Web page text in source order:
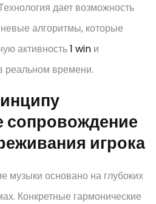
дает возможность
алгоритмы, которые
активность1 win и
реальном времени.
сопровождение
игрока
музыки основано на глубоких
Конкретные гармонические